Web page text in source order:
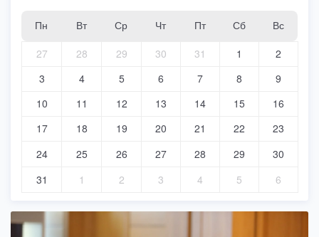
Пн Вт Ср Чт Пт Сб
Вс
27
28 29 30 31 1
2
3
4 5 6 7 8
9
10
11 12 13 14 15
16
17
18 19 20 21 22
23
24
25 26 27 28 29
30
31
1 2 3 4 5 6